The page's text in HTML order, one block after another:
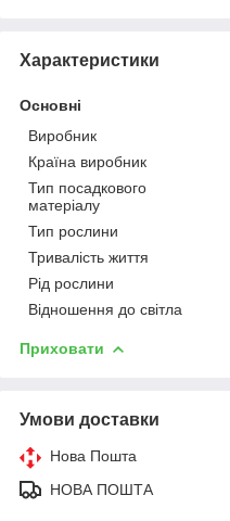
Характеристики
Основні
Виробник
Країна виробник
Тип посадкового
матеріалу
Тип рослини
Тривалість життя
Рід рослини
Відношення до світла
Приховати
Умови доставки
Нова Пошта
НОВА ПОШТА